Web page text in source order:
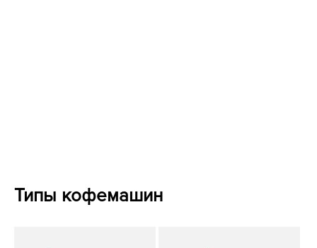
Типы кофемашин